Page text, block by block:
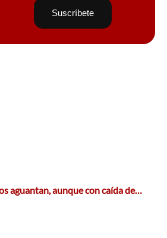
aguantan, aunque con caída de…